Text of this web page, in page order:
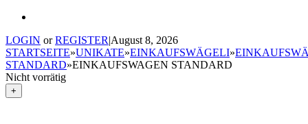
LOGIN orREGISTER|August 8, 2026
STARTSEITE»UNIKATE»EINKAUFSWÄGELI»
STANDARD»EINKAUFSWAGEN STANDARD
Nicht vorrätig
+